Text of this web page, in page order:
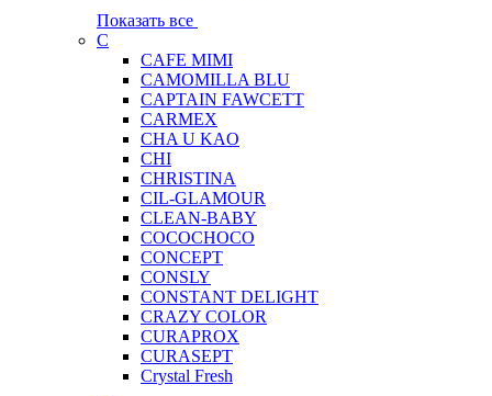
Показать все
C
CAFE MIMI
CAMOMILLA BLU
CAPTAIN FAWCETT
CARMEX
CHA U KAO
CHI
CHRISTINA
CIL-GLAMOUR
CLEAN-BABY
COCOCHOCO
CONCEPT
CONSLY
CONSTANT DELIGHT
CRAZY COLOR
CURAPROX
CURASEPT
Crystal Fresh